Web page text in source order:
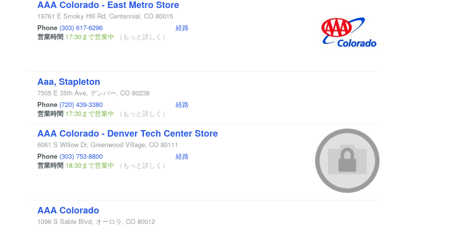
AAA Colorado - East Metro Store
19761 E Smoky Hill Rd, Centennial, CO 80015
Phone (303) 617-6296
営業時間 17:30まで営業中 （もっと詳しく）
経路
Aaa, Stapleton
7505 E 35th Ave, デンバー, CO 80238
Phone (720) 439-3380
営業時間 17:30まで営業中 （もっと詳しく）
経路
AAA Colorado - Denver Tech Center Store
6061 S Willow Dr, Greenwood Village, CO 80111
Phone (303) 753-8800
営業時間 18:30まで営業中 （もっと詳しく）
経路
AAA Colorado
1096 S Sable Blvd, オーロラ, CO 80012